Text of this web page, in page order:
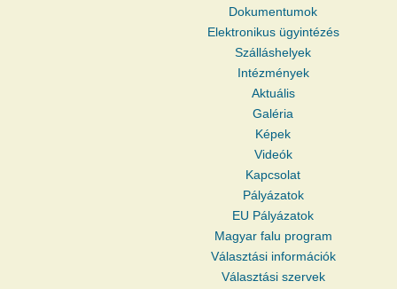
Dokumentumok
Elektronikus ügyintézés
Szálláshelyek
Intézmények
Aktuális
Galéria
Képek
Videók
Kapcsolat
Pályázatok
EU Pályázatok
Magyar falu program
Választási információk
Választási szervek